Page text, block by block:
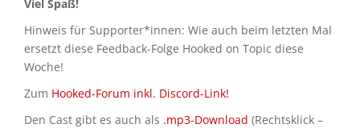
Viel Spaß!
Hinweis für Supporter*innen: Wie auch beim letzten Mal
ersetzt diese Feedback-Folge Hooked on Topic diese
Woche!
Zum Hooked-Forum inkl. Discord-Link!
Den Cast gibt es auch als .mp3-Download (Rechtsklick –